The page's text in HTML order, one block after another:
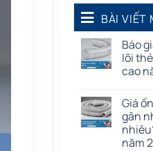
Phụ kiện nối
Quạt dân dụng
Tấm cao su
BÀI VIẾT
Báo
lõi
cao
Giá
gân
năm